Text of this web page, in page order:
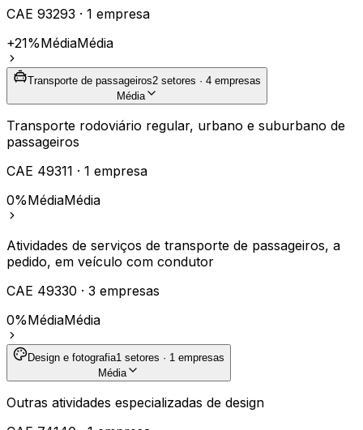
CAE 93293 · 1 empresa
+21%MédiaMédia
Transporte de passageiros2 setores · 4 empresas
Média
Transporte rodoviário regular, urbano e suburbano de
passageiros
CAE 49311 · 1 empresa
0%MédiaMédia
Atividades de serviços de transporte de passageiros, a
pedido, em veículo com condutor
CAE 49330 · 3 empresas
0%MédiaMédia
Design e fotografia1 setores · 1 empresas
Média
Outras atividades especializadas de design